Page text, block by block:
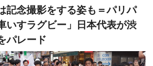
記念撮影をする姿も＝パリパ
いすラグビー」日本代表が渋
パレード